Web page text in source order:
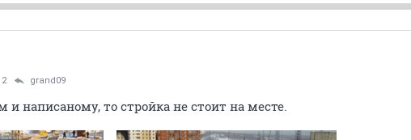
grand09
и написаному, то стройка не стоит на месте.